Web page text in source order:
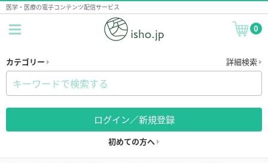
医学・医療の電子コンテンツ配信サービス
0
カテゴリー 詳細検索
ログイン／新規登録
初めての方へ